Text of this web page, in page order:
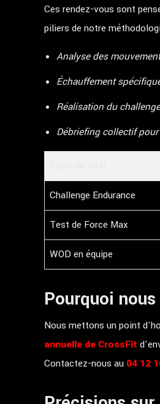
Ces rendez-vous sont
piliers de notre
Analyse des
Échauffement
Réalisation du
Débriefing collectif
Challenge Endurance
Test de Force Max
WOD en équipe
Pourquoi
Nous mettons un point
annuelle de CrossFit
Contactez-nous au 04 12